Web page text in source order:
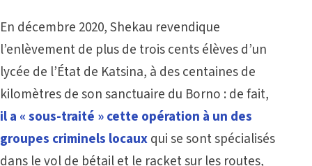
En décembre 2020, Shekau revendique
l’enlèvement de plus de trois cents élèves d’un
lycée de l’État de Katsina, à des centaines de
kilomètres de son sanctuaire du Borno : de fait,
il a « sous-traité » cette opération à un des
groupes criminels locauxqui se sont spécialisés
dans le vol de bétail et le racket sur les routes,